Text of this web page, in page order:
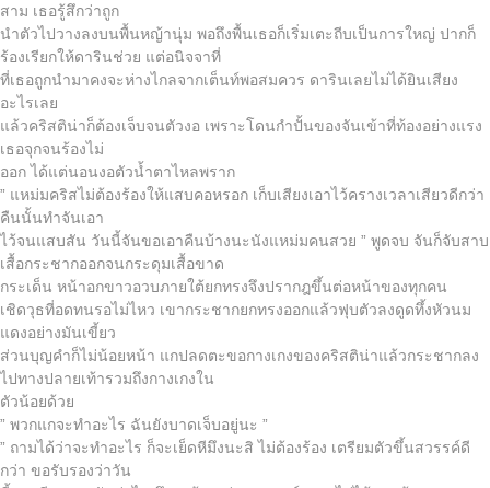
สาม เธอรู้สึกว่าถูก
นำตัวไปวางลงบนพื้นหญ้านุ่ม พอถึงพื้นเธอก็เริ่มเตะถีบเป็นการใหญ่ ปากก็
ร้องเรียกให้ดารินช่วย แต่อนิจจาที่
ที่เธอถูกนำมาคงจะห่างไกลจากเต็นท์พอสมควร ดารินเลยไม่ได้ยินเสียง
อะไรเลย
แล้วคริสติน่าก็ต้องเจ็บจนตัวงอ เพราะโดนกำปั้นของจันเข้าที่ท้องอย่างแรง
เธอจุกจนร้องไม่
ออก ได้แต่นอนงอตัวน้ำตาไหลพราก
” แหม่มคริสไม่ต้องร้องให้แสบคอหรอก เก็บเสียงเอาไว้ครางเวลาเสียวดีกว่า
คืนนั้นทำจันเอา
ไว้จนแสบสัน วันนี้จันขอเอาคืนบ้างนะนังแหม่มคนสวย ” พูดจบ จันก็จับสาบ
เสื้อกระชากออกจนกระดุมเสื้อขาด
กระเด็น หน้าอกขาวอวบภายใต้ยกทรงจึงปรากฎขึ้นต่อหน้าของทุกคน
เชิดวุธที่อดทนรอไม่ไหว เขากระชากยกทรงออกแล้วฟุบตัวลงดูดทึ้งหัวนม
แดงอย่างมันเขี้ยว
ส่วนบุญคำก็ไม่น้อยหน้า แกปลดตะขอกางเกงของคริสติน่าแล้วกระชากลง
ไปทางปลายเท้ารวมถึงกางเกงใน
ตัวน้อยด้วย
” พวกแกจะทำอะไร ฉันยังบาดเจ็บอยู่นะ ”
” ถามได้ว่าจะทำอะไร ก็จะเย็ดหีมึงนะสิ ไม่ต้องร้อง เตรียมตัวขึ้นสวรรค์ดี
กว่า ขอรับรองว่าวัน